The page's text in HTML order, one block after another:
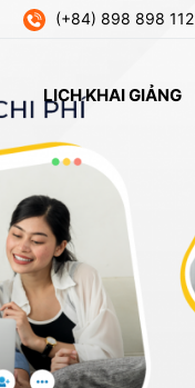
(+84) 898 898 112
LỊCH KHAI GIẢNG